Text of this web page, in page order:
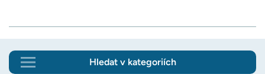
Hledat v kategoriích